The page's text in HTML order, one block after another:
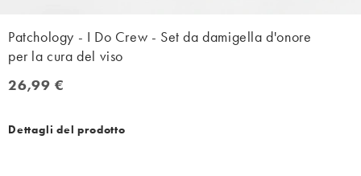
Patchology - I Do Crew - Set da damigella d'onore
per la cura del viso
26,99 €
26,99 €
Dettagli del prodotto